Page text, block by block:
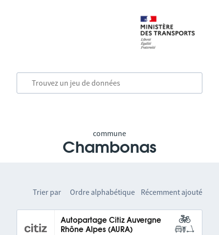
commune
Chambonas
Trier par Ordre alphabétique Récemment ajouté
Autopartage Citiz Auvergne
Rhône Alpes (AURA)